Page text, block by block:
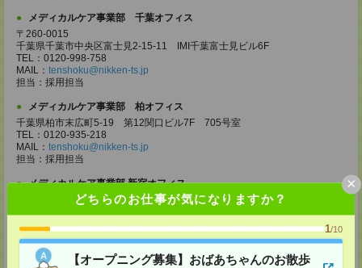
どちらのお仕事が気になりますか？
1/10
【オープニング募集】おばあちゃんのお散歩
×
メディカルケア事業部 千葉オフィス
〒260-0015
千葉県千葉市中央区富士見2-15-11 IMI千葉富士見ビル6F
TEL：0120-998-758
MAIL： tenshoku@nikken-ts.jp
担当：採用担当
メディカルケア事業部 柏オフィス
千葉県柏市末広町5-19 第12関口ビル7F 705号室
TEL：0120-935-218
MAIL： tenshoku@nikken-ts.jp
担当：採用担当
メディカルケア事業部 新宿オフィス
東京都新宿区新宿2-3-10 新宿御苑ビル6階
tenshoku@nikken-ts.jp
担当：採用担当
メディカルケア事業部 立川事業所